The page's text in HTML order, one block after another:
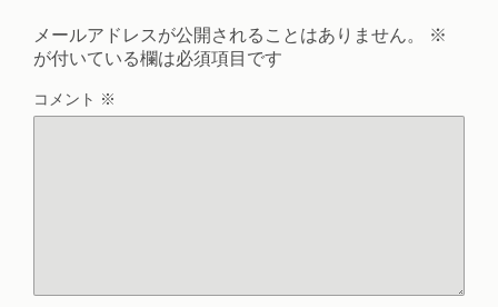
メールアドレスが公開されることはありません。
※
が付いている欄は必須項目です
コメント ※